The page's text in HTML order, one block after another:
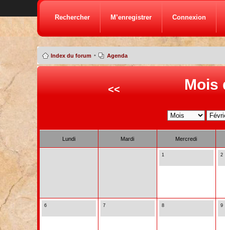
Rechercher M’enregistrer Connexion
Index du forum • Agenda
<< Mois
Lundi Mardi Mercredi
1 2
6 7 8 9